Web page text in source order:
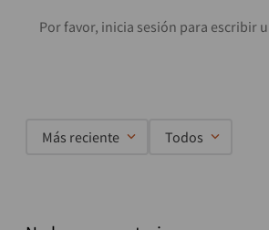
Más reciente Todos